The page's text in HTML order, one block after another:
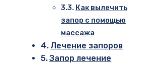
Как вылечить
запор с помощью
массажа
Лечение запоров
Запор лечение